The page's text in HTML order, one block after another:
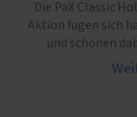
Die PaX Classic
Aktion fügen sich
und schonen